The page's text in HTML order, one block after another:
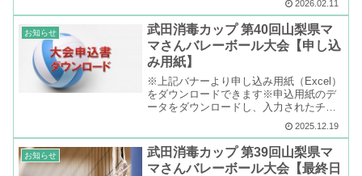
2026.02.11
お知らせ
武田消毒カップ 第40回山梨県マ
マさんバレーボール大会【申し込
み用紙】
※上記バナーより申し込み用紙（Excel）
をダウンロードできます※申込用紙のデ
ータをダウンロードし、入力されたチー
ム代表者様は、なるべく印刷して郵送せ
ず、電子メールで連盟までお申込み下さ
い。
2025.12.19
お知らせ
武田消毒カップ 第39回山梨県マ
マさんバレーボール大会【最終日